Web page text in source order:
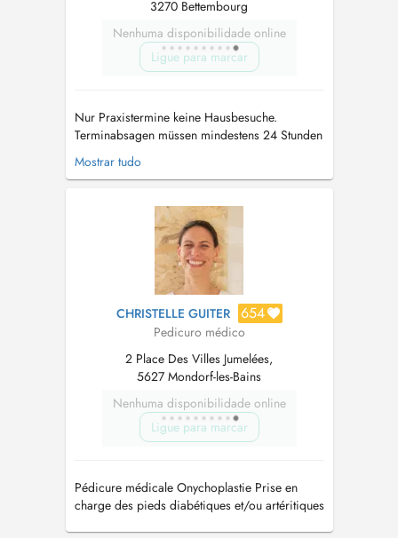
3270 Bettembourg
Nenhuma disponibilidade online
Ligue para marcar
Nur Praxistermine keine Hausbesuche.
Terminabsagen müssen mindestens 24 Stunden
vorher erfolgen und werden nur per Telefon
angenommen. Sollte der Patient nicht zu dem
Ausfallgebühr zu zahlen. Bei deutlicher
Verspätung (+10 Min) kann es aus organisa...
Mostrar tudo
CHRISTELLE GUITER 654
Pedicuro médico
2 Place Des Villes Jumelées,
5627 Mondorf-les-Bains
Nenhuma disponibilidade online
Ligue para marcar
Pédicure médicale Onychoplastie Prise en
charge des pieds diabétiques et/ou artéritiques